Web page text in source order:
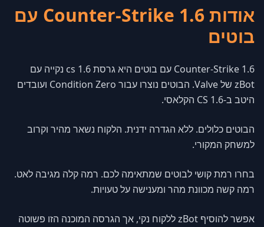
אודות Counter-Strike 1.6 עם
בוטים
Counter-Strike 1.6 עם בוטים היא גרסת cs 1.6 נקייה עם
zBot של Valve. הבוטים נוצרו עבור Condition Zero ועובדים
היטב ב-CS 1.6 הקלאסי.
הבוטים כלולים. ללא הגדרה ידנית. הלקוח נשאר מהיר וקרוב
למשחק המקורי.
בחרו רמת קושי לבוטים שמתאימה לכם. רמה קלה מגיבה לאט.
רמה קשה מכוונת מהר ומענישה על טעויות.
אפשר להוסיף zBot ללקוח נקי, אך הגרסה המוכנה הזו פשוטה